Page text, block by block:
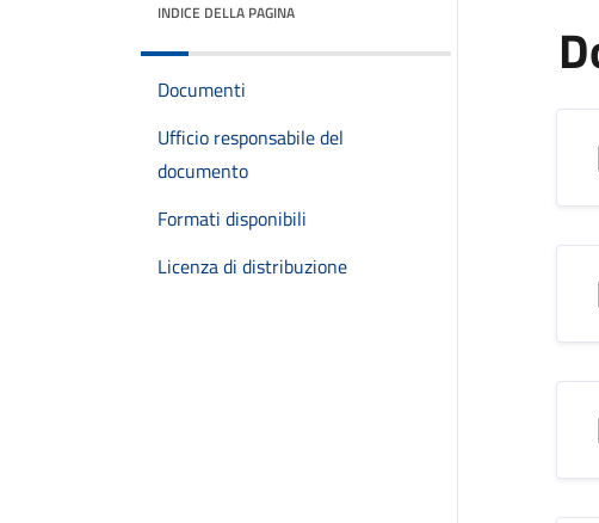
INDICE DELLA PAGINA
Documenti
Ufficio responsabile del
documento
Formati disponibili
Licenza di distribuzione